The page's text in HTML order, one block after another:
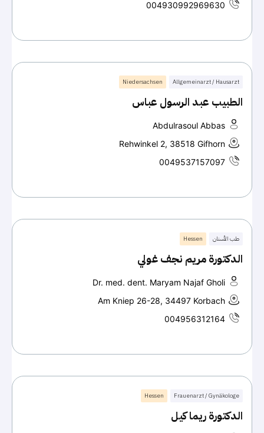
004930992969630
Allgemeinarzt / Hausarzt
Niedersachsen
الطبيب عبد الرسول عباس
Abdulrasoul Abbas
Rehwinkel 2, 38518 Gifhorn
0049537157097
طب الأسنان Hessen
الدكتورة مريم نجف غولي
Dr. med. dent. Maryam Najaf Gholi
Am Kniep 26-28, 34497 Korbach
004956312164
Frauenarzt / Gynäkologe
Hessen
الدكتورة ريما كيل